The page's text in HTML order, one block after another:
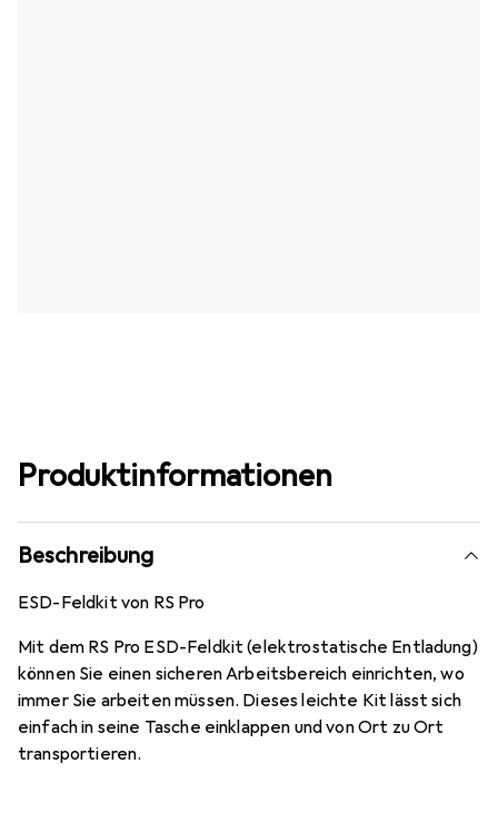
Produktinformationen
Beschreibung
ESD-Feldkit von RS Pro
Mit dem RS Pro ESD-Feldkit (elektrostatische Entladung)
können Sie einen sicheren Arbeitsbereich einrichten, wo
immer Sie arbeiten müssen. Dieses leichte Kit lässt sich
einfach in seine Tasche einklappen und von Ort zu Ort
transportieren.